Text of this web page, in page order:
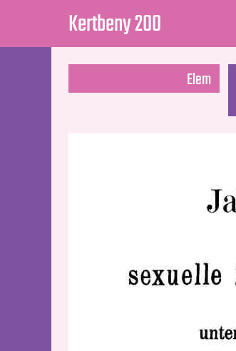
Kertbeny 200
Elem